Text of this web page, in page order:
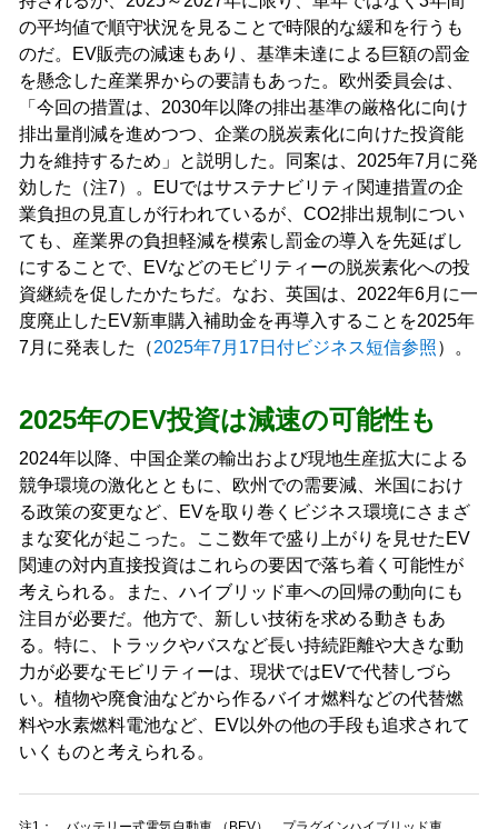
の平均値で順守状況を見ることで時限的な緩和を行うも
のだ。EV販売の減速もあり、基準未達による巨額の罰金
を懸念した産業界からの要請もあった。欧州委員会は、
「今回の措置は、2030年以降の排出基準の厳格化に向け
排出量削減を進めつつ、企業の脱炭素化に向けた投資能
力を維持するため」と説明した。同案は、2025年7月に発
効した（注7）。EUではサステナビリティ関連措置の企
業負担の見直しが行われているが、CO2排出規制につい
ても、産業界の負担軽減を模索し罰金の導入を先延ばし
にすることで、EVなどのモビリティーの脱炭素化への投
資継続を促したかたちだ。なお、英国は、2022年6月に一
度廃止したEV新車購入補助金を再導入することを2025年
7月に発表した（2025年7月17日付ビジネス短信参照）。
2025年のEV投資は減速の可能性も
2024年以降、中国企業の輸出および現地生産拡大による
競争環境の激化とともに、欧州での需要減、米国におけ
る政策の変更など、EVを取り巻くビジネス環境にさまざ
まな変化が起こった。ここ数年で盛り上がりを見せたEV
関連の対内直接投資はこれらの要因で落ち着く可能性が
考えられる。また、ハイブリッド車への回帰の動向にも
注目が必要だ。他方で、新しい技術を求める動きもあ
る。特に、トラックやバスなど長い持続距離や大きな動
力が必要なモビリティーは、現状ではEVで代替しづら
い。植物や廃食油などから作るバイオ燃料などの代替燃
料や水素燃料電池など、EV以外の他の手段も追求されて
いくものと考えられる。